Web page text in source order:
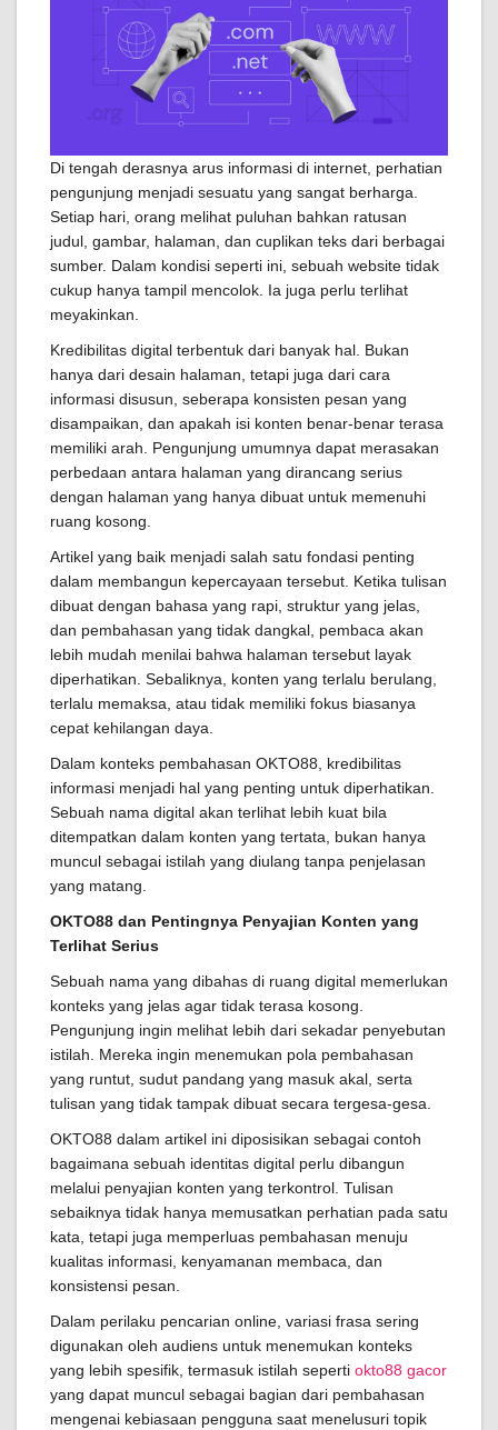
Di tengah derasnya arus informasi di internet, perhatian
pengunjung menjadi sesuatu yang sangat berharga.
Setiap hari, orang melihat puluhan bahkan ratusan
judul, gambar, halaman, dan cuplikan teks dari berbagai
sumber. Dalam kondisi seperti ini, sebuah website tidak
cukup hanya tampil mencolok. Ia juga perlu terlihat
meyakinkan.
Kredibilitas digital terbentuk dari banyak hal. Bukan
hanya dari desain halaman, tetapi juga dari cara
informasi disusun, seberapa konsisten pesan yang
disampaikan, dan apakah isi konten benar-benar terasa
memiliki arah. Pengunjung umumnya dapat merasakan
perbedaan antara halaman yang dirancang serius
dengan halaman yang hanya dibuat untuk memenuhi
ruang kosong.
Artikel yang baik menjadi salah satu fondasi penting
dalam membangun kepercayaan tersebut. Ketika tulisan
dibuat dengan bahasa yang rapi, struktur yang jelas,
dan pembahasan yang tidak dangkal, pembaca akan
lebih mudah menilai bahwa halaman tersebut layak
diperhatikan. Sebaliknya, konten yang terlalu berulang,
terlalu memaksa, atau tidak memiliki fokus biasanya
cepat kehilangan daya.
Dalam konteks pembahasan OKTO88, kredibilitas
informasi menjadi hal yang penting untuk diperhatikan.
Sebuah nama digital akan terlihat lebih kuat bila
ditempatkan dalam konten yang tertata, bukan hanya
muncul sebagai istilah yang diulang tanpa penjelasan
yang matang.
OKTO88 dan Pentingnya Penyajian Konten yang
Terlihat Serius
Sebuah nama yang dibahas di ruang digital memerlukan
konteks yang jelas agar tidak terasa kosong.
Pengunjung ingin melihat lebih dari sekadar penyebutan
istilah. Mereka ingin menemukan pola pembahasan
yang runtut, sudut pandang yang masuk akal, serta
tulisan yang tidak tampak dibuat secara tergesa-gesa.
OKTO88 dalam artikel ini diposisikan sebagai contoh
bagaimana sebuah identitas digital perlu dibangun
melalui penyajian konten yang terkontrol. Tulisan
sebaiknya tidak hanya memusatkan perhatian pada satu
kata, tetapi juga memperluas pembahasan menuju
kualitas informasi, kenyamanan membaca, dan
konsistensi pesan.
Dalam perilaku pencarian online, variasi frasa sering
digunakan oleh audiens untuk menemukan konteks
yang lebih spesifik, termasuk istilah seperti okto88 gacor
yang dapat muncul sebagai bagian dari pembahasan
mengenai kebiasaan pengguna saat menelusuri topik